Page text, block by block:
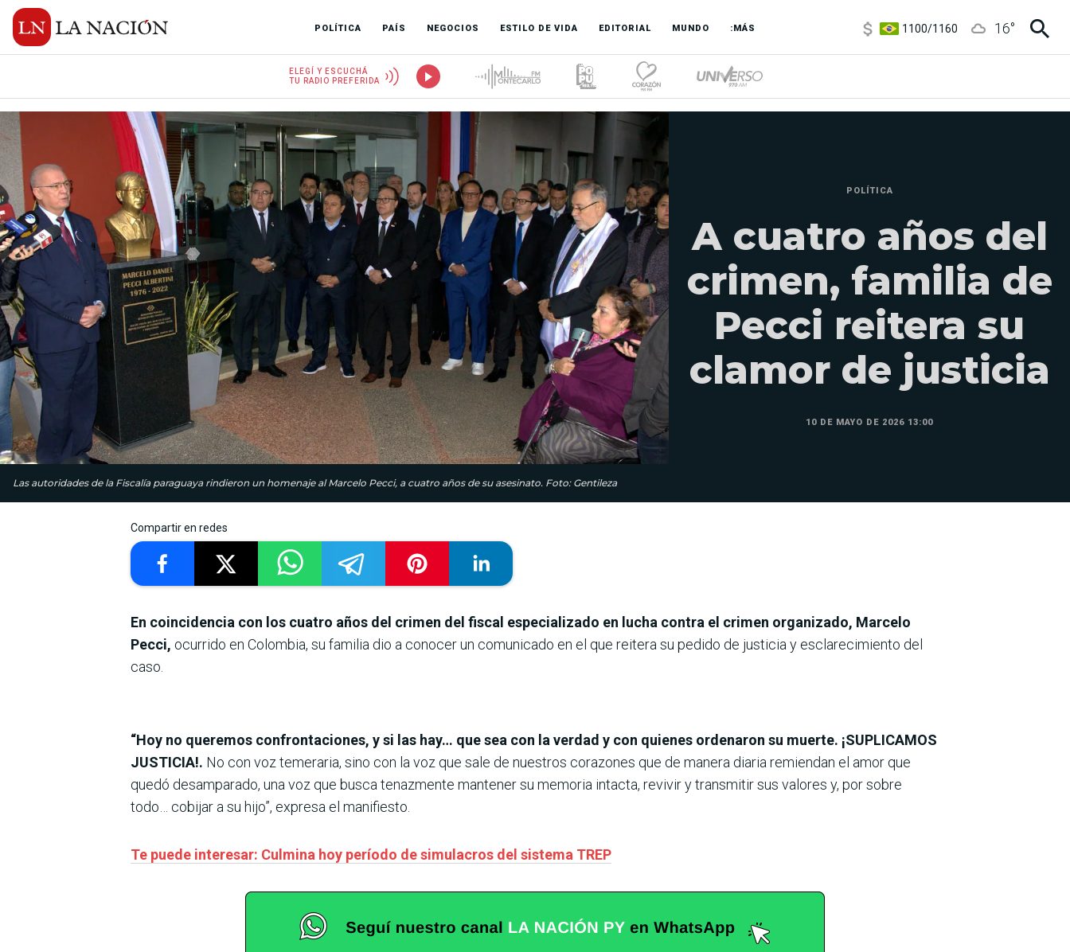
POLÍTICA PAÍS NEGOCIOS ESTILO DE VIDA EDITORIAL MUNDO :MÁS
1100/1160
16°
ELEGÍ Y ESCUCHÁ
TU RADIO PREFERIDA
Las autoridades de la Fiscalía paraguaya rindieron un homenaje al Marcelo Pecci, a cuatro años de su asesinato. Foto: Gentileza
POLÍTICA
A cuatro años del
crimen, familia de
Pecci reitera su
clamor de justicia
10 DE MAYO DE 2026 13:00
Compartir en redes
En coincidencia con los cuatro años del crimen del fiscal especializado en lucha contra el crimen organizado, Marcelo
Pecci, ocurrido en Colombia, su familia dio a conocer un comunicado en el que reitera su pedido de justicia y esclarecimiento del
caso.
“Hoy no queremos confrontaciones, y si las hay… que sea con la verdad y con quienes ordenaron su muerte. ¡SUPLICAMOS
JUSTICIA!. No con voz temeraria, sino con la voz que sale de nuestros corazones que de manera diaria remiendan el amor que
quedó desamparado, una voz que busca tenazmente mantener su memoria intacta, revivir y transmitir sus valores y, por sobre
todo… cobijar a su hijo”, expresa el manifiesto.
Te puede interesar: Culmina hoy período de simulacros del sistema TREP